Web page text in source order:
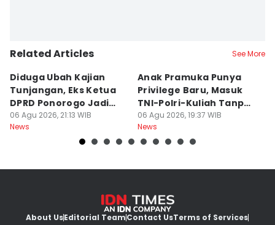
Related Articles See More
Diduga Ubah Kajian
Tunjangan, Eks Ketua
DPRD Ponorogo Jadi
Tersangka
06 Agu 2026, 21:13 WIB
News
Anak Pramuka Punya
Privilege Baru, Masuk
TNI-Polri-Kuliah Tanpa
Tes
06 Agu 2026, 19:37 WIB
News
About UsEditorial TeamContact UsTerms of Services